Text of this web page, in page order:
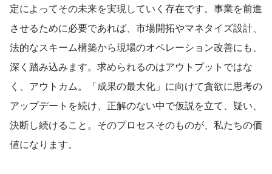
定によってその未来を実現していく存在です。事業を前進
させるために必要であれば、市場開拓やマネタイズ設計、
法的なスキーム構築から現場のオペレーション改善にも、
深く踏み込みます。求められるのはアウトプットではな
く、アウトカム。「成果の最大化」に向けて貪欲に思考の
アップデートを続け、正解のない中で仮説を立て、疑い、
決断し続けること。そのプロセスそのものが、私たちの価
値になります。